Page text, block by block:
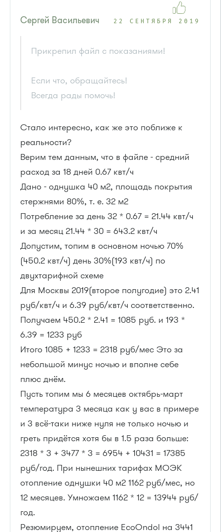
Сергей Васильевич 22 СЕНТЯБРЯ 2019
Прикрепил файл с показаниями!
Если что, обращайтесь!
Всегда рады помочь!
Стало интересно, как же это поближе к
реальности?
Верим тем данным, что в файле - средний
расход за 18 дней 0.67 квт/ч
Дано - однушка 40 м2, площадь покрытия
стержнями 80%, т. е. 32 м2
Потребление за день 32 * 0.67 = 21.44 квт/ч
и за месяц 21.44 * 30 = 643.2 квт/ч
Допустим, топим в основном ночью 70%
(450.2 квт/ч) день 30%(193 квт/ч) по
двухтарифной схеме
Для Москвы 2019(второе полугодие) это 2.41
руб/квт/ч и 6.39 руб/квт/ч соответственно.
Получаем 450.2 * 2.41 = 1085 руб. и 193 *
6.39 = 1233 руб
Итого 1085 + 1233 = 2318 руб/мес Это за
небольшой минус ночью и вполне себе
плюс днём.
Пусть топим мы 6 месяцев октябрь-март
температура 3 месяца как у вас в примере
и 3 всё-таки ниже нуля не только ночью и
греть придётся хотя бы в 1.5 раза больше:
2318 * 3 + 3477 * 3 = 6954 + 10431 = 17385
руб/год. При нынешних тарифах МОЭК
отопление однушки 40 м2 1162 руб/мес, но
12 месяцев. Умножаем 1162 * 12 = 13944 руб/
год.
Резюмируем, отопление EcoOndol на 3441